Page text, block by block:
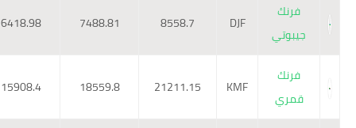
فرنك
جيبوتي
8558.7
7488.81
6418.98
فرنك
قمري
KMF
21211.15
18559.8
15908.4